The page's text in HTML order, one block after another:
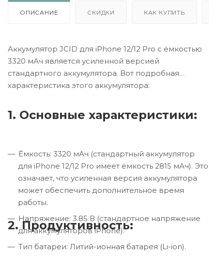
ОПИСАНИЕ СКИДКИ КАК КУПИТЬ
Аккумулятор JCID для iPhone 12/12 Pro с ёмкостью
3320 мАч является усиленной версией
стандартного аккумулятора. Вот подробная
характеристика этого аккумулятора:
1. Основные характеристики:
Ёмкость: 3320 мАч (стандартный аккумулятор
для iPhone 12/12 Pro имеет ёмкость 2815 мАч). Это
означает, что усиленная версия аккумулятора
может обеспечить дополнительное время
работы.
Напряжение: 3.85 В (стандартное напряжение
для аккумуляторов iPhone).
Тип батареи: Литий-ионная батарея (Li-ion).
2. Продуктивность: